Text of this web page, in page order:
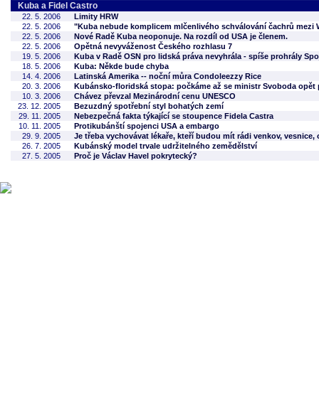
Kuba a Fidel Castro
22. 5. 2006
Limity HRW
22. 5. 2006
"Kuba nebude komplicem mlčenlivého schválování čachrů
22. 5. 2006
Nové Radě Kuba neoponuje. Na rozdíl od USA je členem.
22. 5. 2006
Opětná nevyváženost Českého rozhlasu 7
19. 5. 2006
Kuba v Radě OSN pro lidská práva nevyhrála - spíše prohrály
18. 5. 2006
Kuba: Někde bude chyba
14. 4. 2006
Latinská Amerika -- noční můra Condoleezzy Rice
20. 3. 2006
Kubánsko-floridská stopa: počkáme až se ministr Svoboda opět
10. 3. 2006
Chávez převzal Mezinárodní cenu UNESCO
23. 12. 2005
Bezuzdný spotřební styl bohatých zemí
29. 11. 2005
Nebezpečná fakta týkající se stoupence Fidela Castra
10. 11. 2005
Protikubánští spojenci USA a embargo
29. 9. 2005
Je třeba vychovávat lékaře, kteří budou mít rádi venkov,
26. 7. 2005
Kubánský model trvale udržitelného zemědělství
27. 5. 2005
Proč je Václav Havel pokrytecký?